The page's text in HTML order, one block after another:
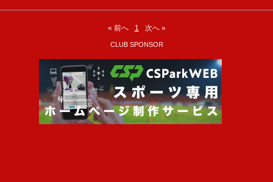
« 前へ 1 次へ »
CLUB SPONSOR